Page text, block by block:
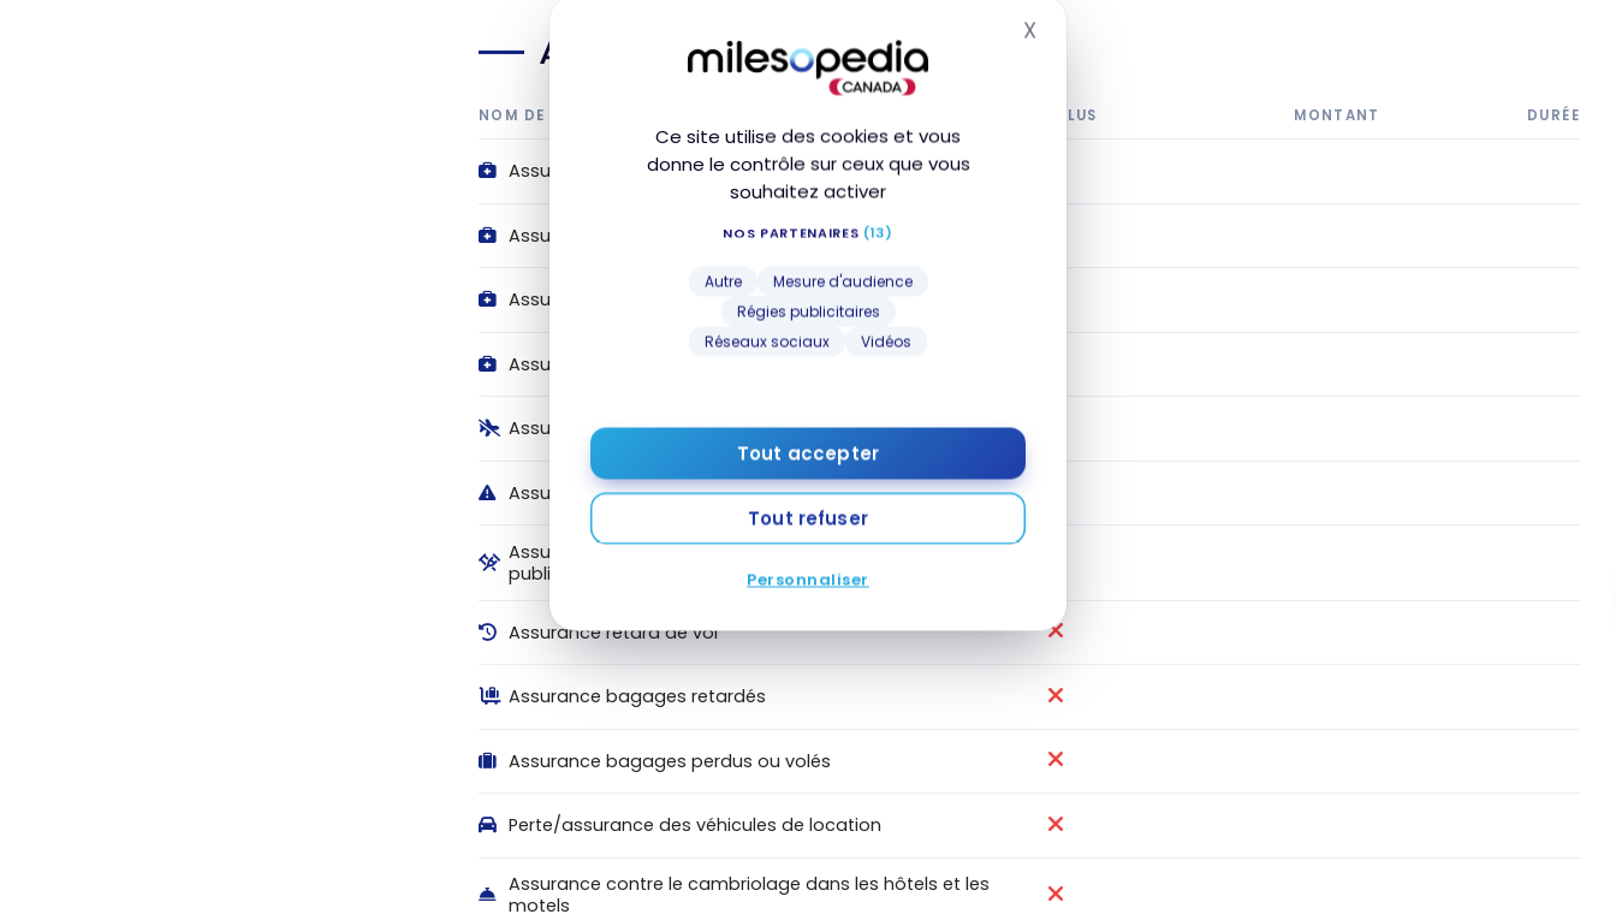
Ce site utilise des cookies et vous
donne le contrôle sur ceux que vous
souhaitez activer
NOS PARTENAIRES (13)
Autre
Mesure d'audience
Régies publicitaires
Réseaux sociaux
Vidéos
Tout accepter
Tout refuser
Personnaliser
XMasquer le bandeau des cookies
Assurance voyage
NOM DE L'ASSURANCE INCLUS MONTANT DURÉE
Assurance médicale de voyage
Assurance médicale de voyage jusqu'à 54 ans
Assurance médicale de voyage jusqu'à 64 ans
Assurance médicale de voyage 65+
Assurance annulation de voyage
Assurance interruption de voyage
Assurance accidents de voyage des transporteurs
publics
Assurance retard de vol
Assurance bagages retardés
Assurance bagages perdus ou volés
Perte/assurance des véhicules de location
Assurance contre le cambriolage dans les hôtels et les
motels